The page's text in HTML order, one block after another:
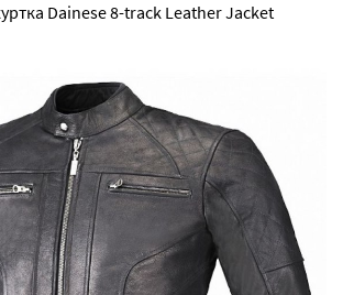
Dainese 8-track Leather Jacket